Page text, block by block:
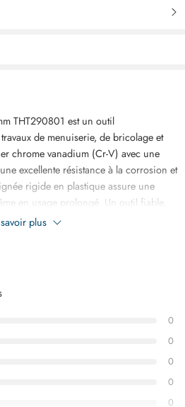
THT290801 est un outil
de menuiserie, de bricolage et
chrome vanadium (Cr-V) avec une
excellente résistance à la corrosion et
rigide en plastique assure une
en usage prolongé. Un outil fiable,
et professionnels du bâtiment, le
plus
0
0
0
0
0